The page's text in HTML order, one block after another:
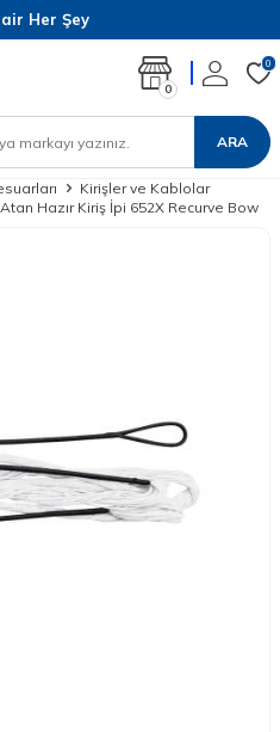
Her Şey
ARA
0
0
Kirişler ve Kablolar
Atan Hazır Kiriş İpi 652X Recurve Bow